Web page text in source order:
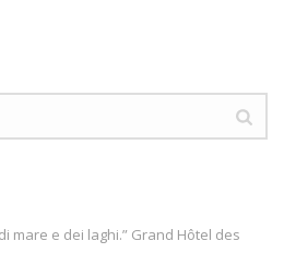
mare e dei laghi.” Grand Hôtel des